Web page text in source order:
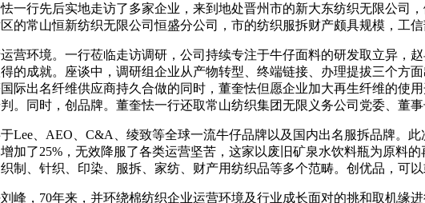
行先后实地走访了多家企业，来到地处晋州市的新大东纺织无限公司
的常山恒新纺织无限公司恒盛分公司，市的纺织服拆财产颇具规模，工信
环境。一行莅临走访调研，公司持续专注于牛仔面料的研发取立异，
的成就。座谈中，调研组企业从产物转型、终端链接、办理提拔三个方
际出名纤维供应商持久合做的同时，董奎怯但愿企业加大再生纤维的使
。同时，创品牌。董奎怯一行还取常山纺织集团无限义务公司党委、董
、AEO、C&A、绫致等全球一流牛仔品牌以及国内出名服拆品牌。此
加了25%，无效降服了各类运营坚苦，这家以废旧矿泉水饮料瓶为原料
制、针织、印染、服拆、家纺、财产用纺织品等多个范畴。创优品，可
，70年来，并环绕棉纺织企业运营环境及行业成长面对的挑和取机缘